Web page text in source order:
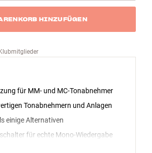
HINZUFÜGEN
für MM- und MC-Tonabnehmer
Tonabnehmern und Anlagen
einige Alternativen
für echte Mono-Wiedergabe